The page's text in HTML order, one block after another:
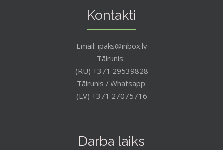
Kontakti
Email: ipaks@inbox.lv
Tālrunis:
(RU) +371 29539828
Tālrunis / Whatsapp:
(LV) +371 27075716
Darba laiks